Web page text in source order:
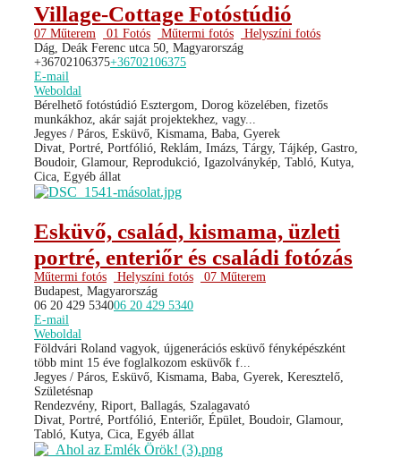
Village-Cottage Fotóstúdió
07 Műterem 01 Fotós Műtermi fotós
Helyszíni fotós
Dág, Deák Ferenc utca 50, Magyarország
+36702106375+36702106375
E-mail
Weboldal
Bérelhető fotóstúdió Esztergom, Dorog közelében, fizetős
munkákhoz, akár saját projektekhez, vagy...
Jegyes / Páros, Esküvő, Kismama, Baba, Gyerek
Divat, Portré, Portfólió, Reklám, Imázs, Tárgy, Tájkép, Gastro,
Boudoir, Glamour, Reprodukció, Igazolványkép, Tabló, Kutya,
Cica, Egyéb állat
Esküvő, család, kismama, üzleti
portré, enteriőr és családi fotózás
Műtermi fotós Helyszíni fotós
07 Műterem
Budapest, Magyarország
06 20 429 534006 20 429 5340
E-mail
Weboldal
Földvári Roland vagyok, újgenerációs esküvő fényképészként
több mint 15 éve foglalkozom esküvők f...
Jegyes / Páros, Esküvő, Kismama, Baba, Gyerek, Keresztelő,
Születésnap
Rendezvény, Riport, Ballagás, Szalagavató
Divat, Portré, Portfólió, Enteriőr, Épület, Boudoir, Glamour,
Tabló, Kutya, Cica, Egyéb állat